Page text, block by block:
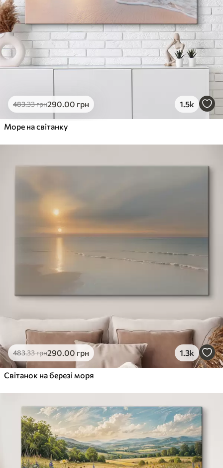
483.33грн290.00 грн 1.5k
Море на світанку
483.33грн290.00 грн 1.3k
Світанок на березі моря